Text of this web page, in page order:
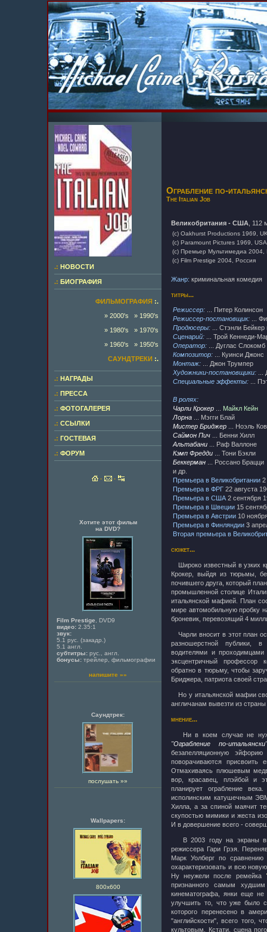
.: НОВОСТИ
.: БИОГРАФИЯ
ФИЛЬМОГРАФИЯ :.
» 2000's
» 1990's
» 1980's
» 1970's
» 1960's
» 1950's
САУНДТРЕКИ :.
.: НАГРАДЫ
.: ПРЕССА
.: ФОТОГАЛЕРЕЯ
.: ССЫЛКИ
.: ГОСТЕВАЯ
.: ФОРУМ
· ·
Хотите этот фильм
на DVD?
Film Prestige , DVD9
видео: 2.35:1
звук:
5.1 рус. (закадр.)
5.1 англ.
субтитры: рус., англ.
бонусы: трейлер, фильмографии
напишите »»
Саундтрек:
послушать »»
Wallpapers:
800х600
Ограбление по-
The Italian Job
Великобритания - США , 112
(c) Oakhurst Productions 1969,
(c) Paramount Pictures 1969, USA
(c) Премьер Мультимедиа 2004,
(c) Film Prestige 2004, Россия
Жанр: криминальная комедия
титры...
Режиссер: ... Питер Колинсон
Режиссер-постановщик: ...
Продюсеры: ... Стэнли
Сценарий: ... Трой Кеннеди-
Оператор: ... Дуглас Слокомб
Композитор: ... Куинси Джонс
Монтаж: ... Джон Трумпер
Художники-постановщики: ...
Специальные эффекты: ...
В ролях:
Чарли Крокер
Майкл Кейн
Лорна ... Мэгги Блай
Мистер Бриджер ... Ноэль
Саймон Пич ... Бенни Хилл
Альтабани ... Раф Валлоне
Кэмп Фредди ... Тони Бэкли
Беккерман ... Россано Брацци
и др.
Премьера в Великобритании 2
Премьера в ФРГ 22 августа
Премьера в США 2 сентября
Премьера в Швеции 15
Премьера в Австрии 10
Премьера в Финляндии 3
Вторая премьера в
сюжет...
Широко известный в узких
Крокер, выйдя из тюрьмы,
почившего друга, который
промышленной столице
итальянской мафией. План
мире автомобильную пробку
броневик, перевозящий 4
Чарли вносит в этот план
разношерстной публики,
водителями и
эксцентричный профессор
обратно в тюрьму, чтобы
Бриджера, патриота своей
Но у итальянской мафии
англичанам вывезти из
мнение...
Ни в коем случае не
"Ограбление по-
безапелляционную
поворачиваются присвоить
Отмахиваясь плюшевым
вор, красавец, плэйбой и
планирует ограбление
исполинским катушечным
Хилла, а за спиной маячит
скупостью мимики и жеста
И в довершение всего -
В 2003 году на экраны
режиссера Гари Грэя.
Марк Уолберг по
охарактеризовать и всю
Ну неужели после ремейка
признанного самым
кинематографа, янки еще не
улучшить то, что уже было
которого перенесено в
"английскости", всего того,
культовым. Кстати, сцена